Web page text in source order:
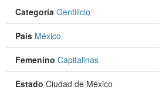
Categoría Gentilicio
País México
Femenino Capitalinas
Estado Ciudad de México